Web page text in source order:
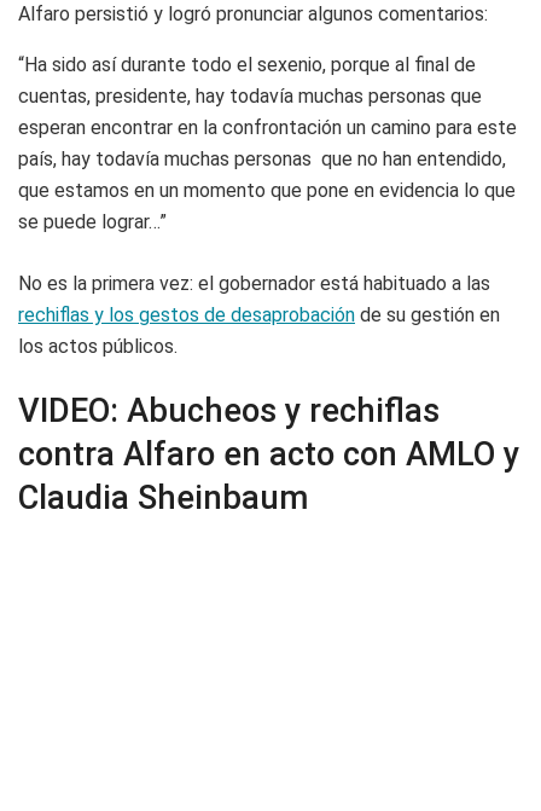
Alfaro persistió y logró pronunciar algunos comentarios:
“Ha sido así durante todo el sexenio, porque al final de
cuentas, presidente, hay todavía muchas personas que
esperan encontrar en la confrontación un camino para este
país, hay todavía muchas personas que no han entendido,
que estamos en un momento que pone en evidencia lo que
se puede lograr…”
No es la primera vez: el gobernador está habituado a las
rechiflas y los gestos de desaprobación de su gestión en
los actos públicos.
VIDEO: Abucheos y rechiflas
contra Alfaro en acto con AMLO y
Claudia Sheinbaum